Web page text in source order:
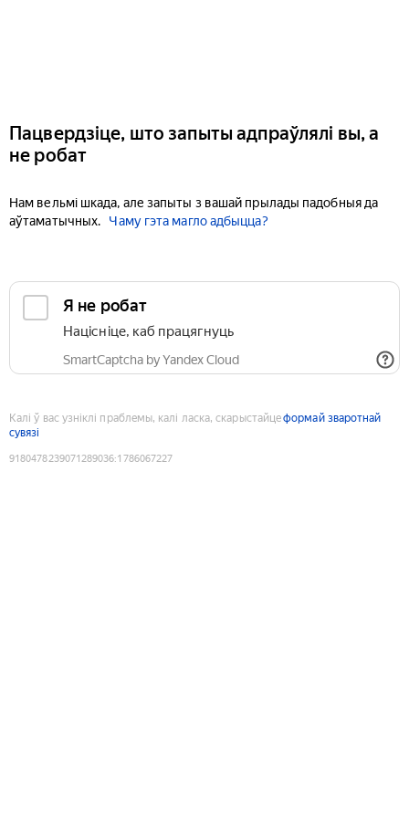
Пацвердзіце, што запыты адпраўлялі вы, а
не робат
Нам вельмі шкада, але запыты з вашай прылады падобныя да
аўтаматычных.
Чаму гэта магло адбыцца?
Я не робат
Націсніце, каб працягнуць
SmartCaptcha by Yandex Cloud
Калі ў вас узніклі праблемы, калі ласка, скарыстайцеформай зваротнай
сувязі
9180478239071289036:1786067227